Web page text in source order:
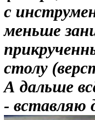
с
меньше
столу
А дальше
- вставляю